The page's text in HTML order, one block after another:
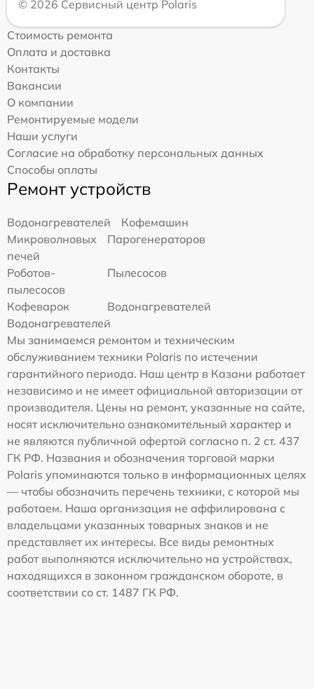
© 2026 Сервисный центр Polaris
Стоимость ремонта
Оплата и доставка
Контакты
Вакансии
О компании
Ремонтируемые модели
Наши услуги
Согласие на обработку персональных данных
Способы оплаты
Ремонт устройств
Водонагревателей
Кофемашин
Микроволновых
печей
Парогенераторов
Роботов-
пылесосов
Пылесосов
Кофеварок
Водонагревателей
Водонагревателей
Мы занимаемся ремонтом и техническим
обслуживанием техники Polaris по истечении
гарантийного периода. Наш центр в Казани работает
независимо и не имеет официальной авторизации от
производителя. Цены на ремонт, указанные на сайте,
носят исключительно ознакомительный характер и
не являются публичной офертой согласно п. 2 ст. 437
ГК РФ. Названия и обозначения торговой марки
Polaris упоминаются только в информационных целях
— чтобы обозначить перечень техники, с которой мы
работаем. Наша организация не аффилирована с
владельцами указанных товарных знаков и не
представляет их интересы. Все виды ремонтных
работ выполняются исключительно на устройствах,
находящихся в законном гражданском обороте, в
соответствии со ст. 1487 ГК РФ.